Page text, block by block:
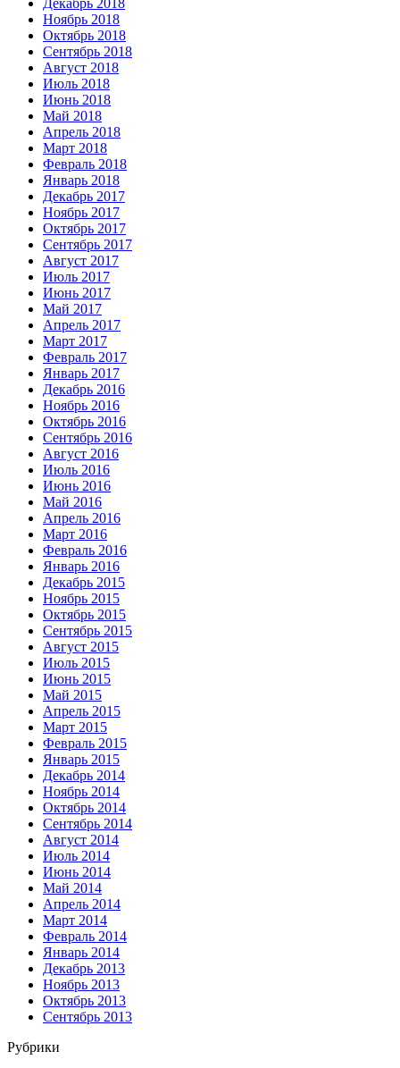
Ноябрь 2018
Октябрь 2018
Сентябрь 2018
Август 2018
Июль 2018
Июнь 2018
Май 2018
Апрель 2018
Март 2018
Февраль 2018
Январь 2018
Декабрь 2017
Ноябрь 2017
Октябрь 2017
Сентябрь 2017
Август 2017
Июль 2017
Июнь 2017
Май 2017
Апрель 2017
Март 2017
Февраль 2017
Январь 2017
Декабрь 2016
Ноябрь 2016
Октябрь 2016
Сентябрь 2016
Август 2016
Июль 2016
Июнь 2016
Май 2016
Апрель 2016
Март 2016
Февраль 2016
Январь 2016
Декабрь 2015
Ноябрь 2015
Октябрь 2015
Сентябрь 2015
Август 2015
Июль 2015
Июнь 2015
Май 2015
Апрель 2015
Март 2015
Февраль 2015
Январь 2015
Декабрь 2014
Ноябрь 2014
Октябрь 2014
Сентябрь 2014
Август 2014
Июль 2014
Июнь 2014
Май 2014
Апрель 2014
Март 2014
Февраль 2014
Январь 2014
Декабрь 2013
Ноябрь 2013
Октябрь 2013
Сентябрь 2013
Рубрики